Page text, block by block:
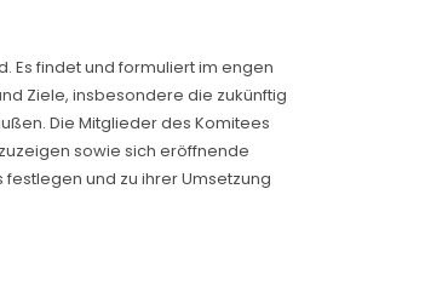
Es findet und formuliert im engen
Ziele, insbesondere die zukünftig
Die Mitglieder des Komitees
sowie sich eröffnende
und zu ihrer Umsetzung